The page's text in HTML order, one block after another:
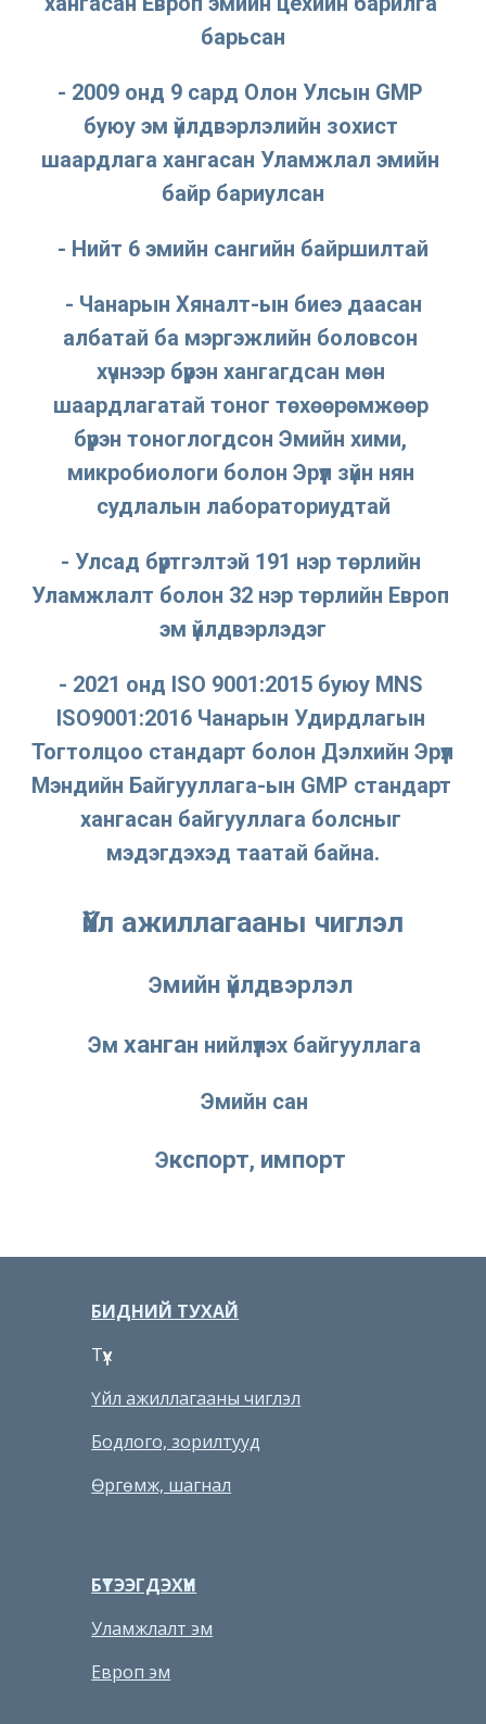
барьсан
- 2009 онд 9 сард Олон Улсын GMP
буюу эм үйлдвэрлэлийн зохист
шаардлага хангасан Уламжлал эмийн
байр бариулсан
- Нийт 6 эмийн сангийн байршилтай
- Чанарын Хяналт-ын биеэ даасан
албатай ба мэргэжлийн боловсон
хүчнээр бүрэн хангагдсан мөн
шаардлагатай тоног төхөөрөмжөөр
бүрэн тоноглогдсон Эмийн хими,
микробиологи болон Эрүүл зүйн нян
судлалын лабораториудтай
- Улсад бүртгэлтэй 191 нэр төрлийн
Уламжлалт болон 32 нэр төрлийн Европ
эм үйлдвэрлэдэг
- 2021 онд ISO 9001:2015 буюу MNS
ISO9001:2016 Чанарын Удирдлагын
Тогтолцоо стандарт болон Дэлхийн Эрүүл
Мэндийн Байгууллага-ын GMP стандарт
хангасан байгууллага болcныг
мэдэгдэхэд таатай байна.
Үйл ажиллагааны чиглэл
Эмийн үйлдвэрлэл
Эм ханган нийлүүлэх байгууллага
Эмийн сан
Экспорт, импорт
БИДНИЙ ТУХАЙ
Түүх
Үйл ажиллагааны чиглэл
Бодлого, зорилтууд
Өргөмж, шагнал
БҮТЭЭГДЭХҮҮН
Уламжлалт эм
Европ эм